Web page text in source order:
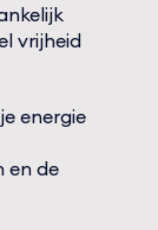
vrijheid
energie
en de